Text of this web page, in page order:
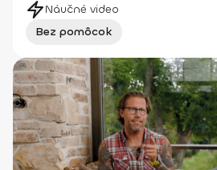
Náučné video
Bez pomôcok